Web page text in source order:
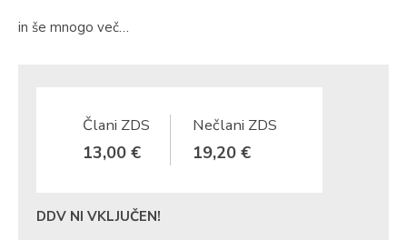
in še mnogo več…
Člani ZDS
13,00 €
Nečlani ZDS
19,20 €
DDV NI VKLJUČEN!